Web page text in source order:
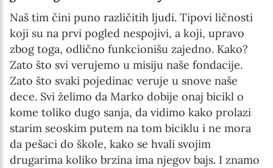
Naš tim čini puno različitih ljudi. Tipovi ličnosti
koji su na prvi pogled nespojivi, a koji, upravo
zbog toga, odlično funkcionišu zajedno. Kako?
Zato što svi verujemo u misiju naše fondacije.
Zato što svaki pojedinac veruje u snove naše
dece. Svi želimo da Marko dobije onaj bicikl o
kome toliko dugo sanja, da vidimo kako prolazi
starim seoskim putem na tom biciklu i ne mora
da pešaci do škole, kako se hvali svojim
drugarima koliko brzina ima njegov bajs. I znamo